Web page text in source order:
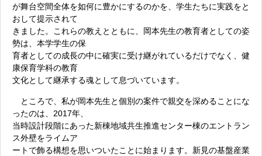
が舞台空間全体を如何に豊かにするのかを、学生たちに実践をと
おして提示されて
きました。これらの教えとともに、岡本先生の教育者としての姿
勢は、本学学生の保
育者としての成長の中に確実に受け継がれているだけでなく、健
康保育学科の教育
文化として継承する魂として息づいています。
ところで、私が岡本先生と個別の案件で親交を深めることにな
ったのは、2017年、
当時設計段階にあった新棟地域共生推進センター棟のエントラン
ス外壁をライムア
ートで飾る構想を思いついたことに始まります。新見の基盤産業